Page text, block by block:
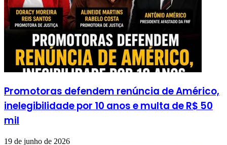
Promotoras defendem renúncia de Américo,
inelegibilidade por 10 anos e multa de R$ 50
mil
19 de junho de 2026